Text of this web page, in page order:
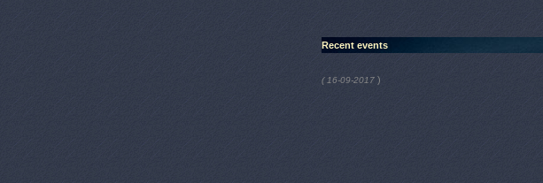
Recent events
( 16-09-2017 )